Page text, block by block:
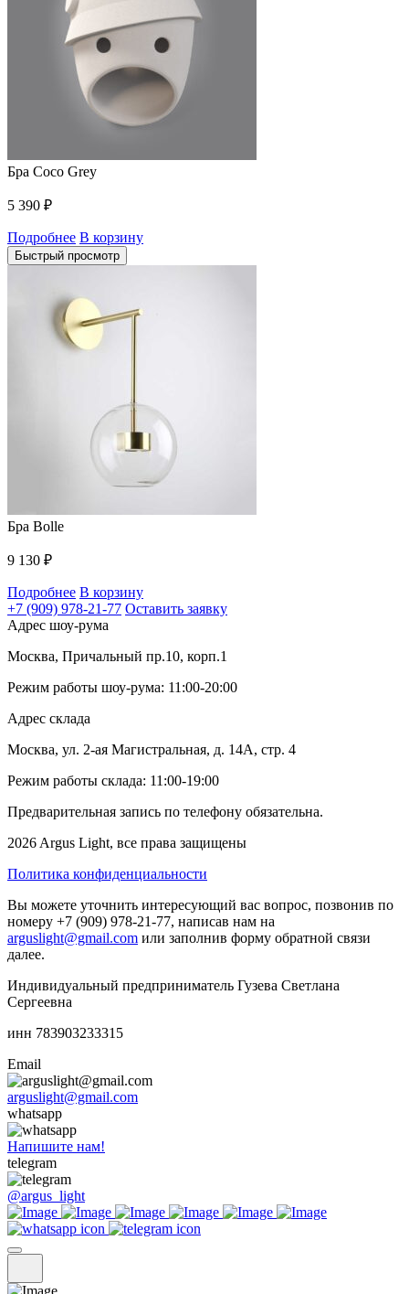
Бра Coco Grey
5 390 ₽
Подробнее В корзину
Быстрый просмотр
Бра Bolle
9 130 ₽
Подробнее В корзину
+7 (909) 978-21-77 Оставить заявку
Адрес шоу-рума
Москва, Причальный пр.10, корп.1
Режим работы шоу-рума: 11:00-20:00
Адрес склада
Москва, ул. 2-ая Магистральная, д. 14А, стр. 4
Режим работы склада: 11:00-19:00
Предварительная запись по телефону обязательна.
2026 Argus Light, все права защищены
Политика конфиденциальности
Вы можете уточнить интересующий вас вопрос, позвонив по
номеру +7 (909) 978-21-77, написав нам на
arguslight@gmail.com или заполнив форму обратной связи
далее.
Индивидуальный предприниматель Гузева Светлана
Сергеевна
инн 783903233315
Email
arguslight@gmail.com
whatsapp
Напишите нам!
telegram
@argus_light